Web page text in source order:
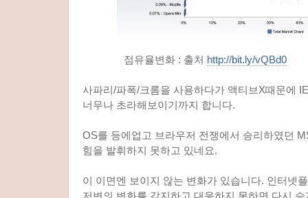
점유율변화 : 출처 http://bit.ly/vQBd0
사파리/파폭/크롬을 사용하다가 액티브X때문에
너무나 초라해보이기까지 합니다.
OS를 등에업고 브라우저 전쟁에서 승리하였던
힘을 발휘하지 못하고 있네요.
이 이면엔 보이지 않는 변화가 있습니다. 인터넷
저변의 변화를 감지하고 대응하지 못하면 다시